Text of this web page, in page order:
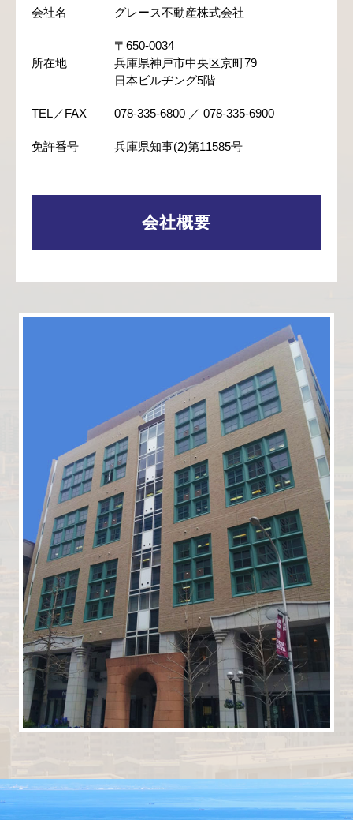
会社名 グレース不動産株式会社
所在地
〒650-0034
兵庫県神戸市中央区京町79
日本ビルヂング5階
TEL／FAX 078-335-6800 ／ 078-335-6900
免許番号 兵庫県知事(2)第11585号
会社概要